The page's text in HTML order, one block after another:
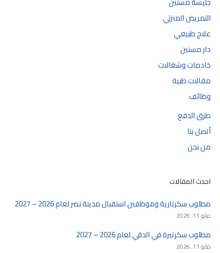
التمريض المنزلي
علاج طبيعي
دار مسنين
خادمات وشغالات
مقالات طبية
وظائف
طرق الدفع
أتصل بنا
من نحن
احدث المقالات
مطلوب سكرتارية وموظفين استقبال مدينة نصر لعام 2026 – 2027
مايو 11, 2026
مطلوب سكرتيرة في الدقي لعام 2026 – 2027
مايو 11, 2026